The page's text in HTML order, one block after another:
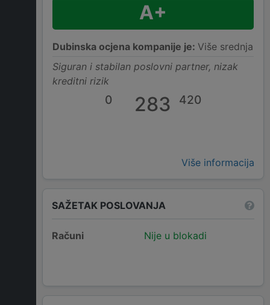
A+
Dubinska ocjena kompanije je: Više srednja
Siguran i stabilan poslovni partner, nizak
kreditni rizik
0 283 420
Više informacija
SAŽETAK POSLOVANJA
Računi Nije u blokadi